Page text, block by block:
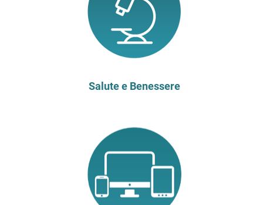
Salute e Benessere